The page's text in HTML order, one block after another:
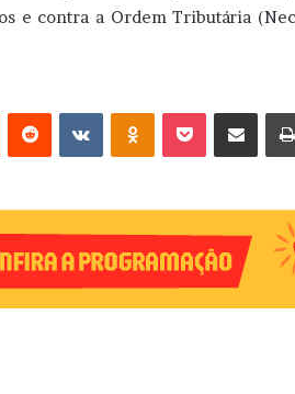
e contra a Ordem Tributária
VK OK